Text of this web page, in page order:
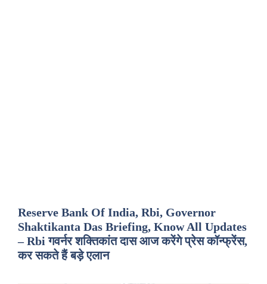
Reserve Bank Of India, Rbi, Governor
Shaktikanta Das Briefing, Know All Updates
– Rbi गवर्नर शक्तिकांत दास आज करेंगे प्रेस कॉन्फ्रेंस,
कर सकते हैं बड़े एलान